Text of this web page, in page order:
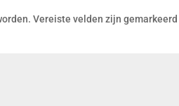
Vereiste velden zijn